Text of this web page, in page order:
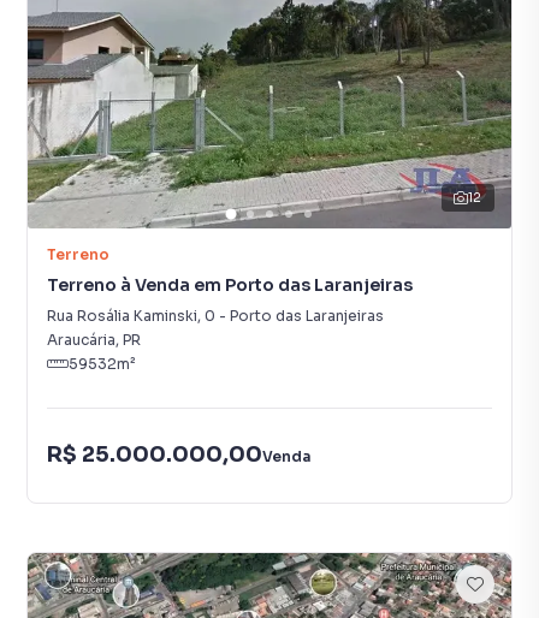
12
Terreno
Terreno à Venda em Porto das Laranjeiras
Rua Rosália Kaminski, 0 - Porto das Laranjeiras
Araucária, PR
59532m²
R$ 25.000.000,00Venda